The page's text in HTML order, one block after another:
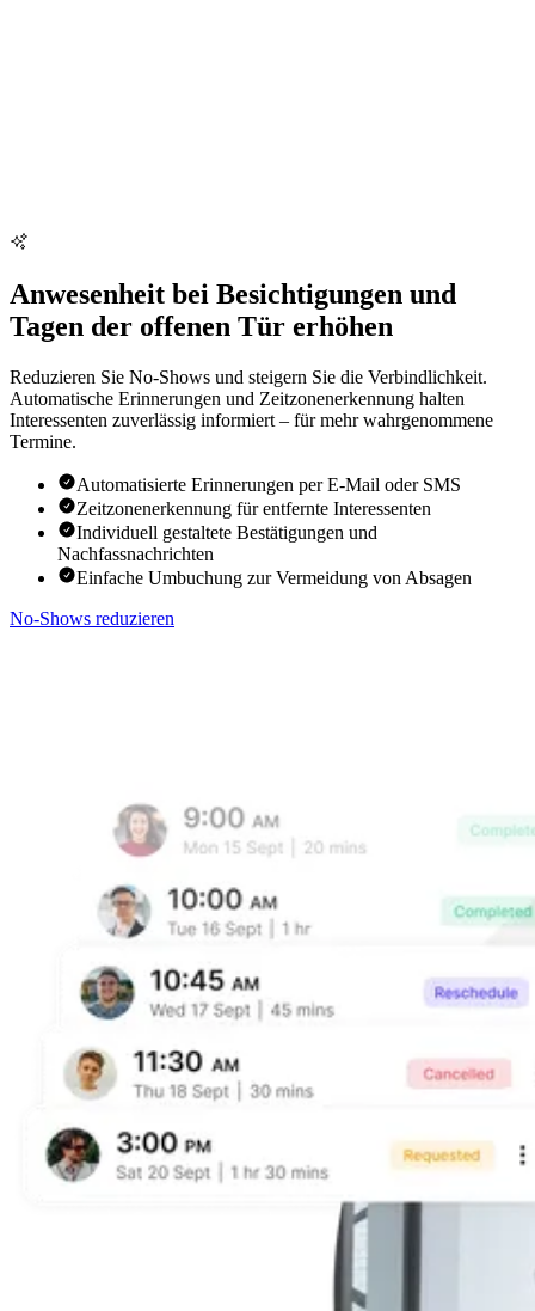
Anwesenheit bei Besichtigungen und
Tagen der offenen Tür erhöhen
Reduzieren Sie No-Shows und steigern Sie die Verbindlichkeit.
Automatische Erinnerungen und Zeitzonenerkennung halten
Interessenten zuverlässig informiert – für mehr wahrgenommene
Termine.
Automatisierte Erinnerungen per E-Mail oder SMS
Zeitzonenerkennung für entfernte Interessenten
Individuell gestaltete Bestätigungen und
Nachfassnachrichten
Einfache Umbuchung zur Vermeidung von Absagen
No-Shows reduzieren